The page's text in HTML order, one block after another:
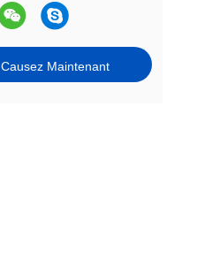
Causez Maintenant